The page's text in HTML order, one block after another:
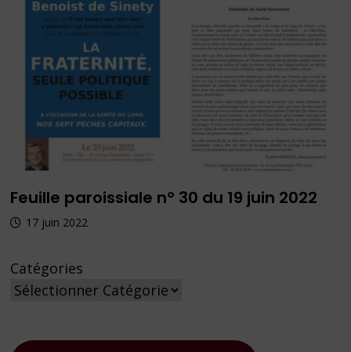
Feuille paroissiale n° 30 du 19 juin 2022
17 juin 2022
Catégories